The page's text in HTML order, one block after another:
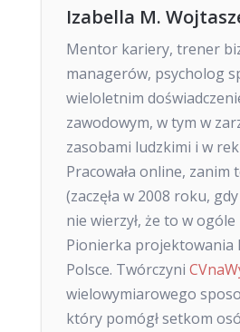
Izabella M.
Mentor kariery, trener
managerów, psycholog
wieloletnim
zawodowym, w tym w
zasobami ludzkimi i w
Pracowała online, zanim
(zaczęła w 2008 roku,
nie wierzył, że to w ogóle
Pionierka projektowania
Polsce. Twórczyni
wielowymiarowego
który pomógł setkom